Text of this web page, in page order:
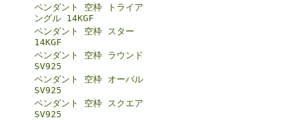
ペンダント 空枠 トライア
ングル 14KGF
ペンダント 空枠 スター
14KGF
ペンダント 空枠 ラウンド
SV925
ペンダント 空枠 オーバル
SV925
ペンダント 空枠 スクエア
SV925